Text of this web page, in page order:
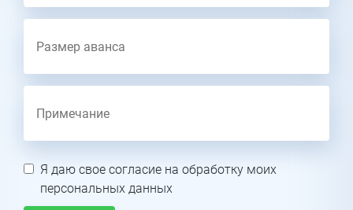
Я даю свое согласие на обработку моих
персональных данных